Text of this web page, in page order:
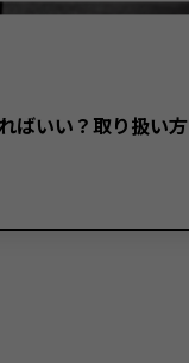
ばいい？取り扱い方